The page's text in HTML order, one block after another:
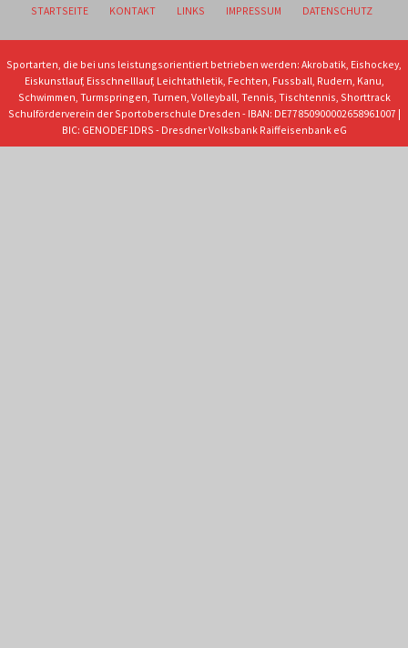
STARTSEITE KONTAKT LINKS IMPRESSUM DATENSCHUTZ
Sportarten, die bei uns leistungsorientiert betrieben werden: Akrobatik, Eishockey,
Eiskunstlauf, Eisschnelllauf, Leichtathletik, Fechten, Fussball, Rudern, Kanu,
Schwimmen, Turmspringen, Turnen, Volleyball, Tennis, Tischtennis, Shorttrack
Schulförderverein der Sportoberschule Dresden - IBAN: DE77850900002658961007 |
BIC: GENODEF1DRS - Dresdner Volksbank Raiffeisenbank eG